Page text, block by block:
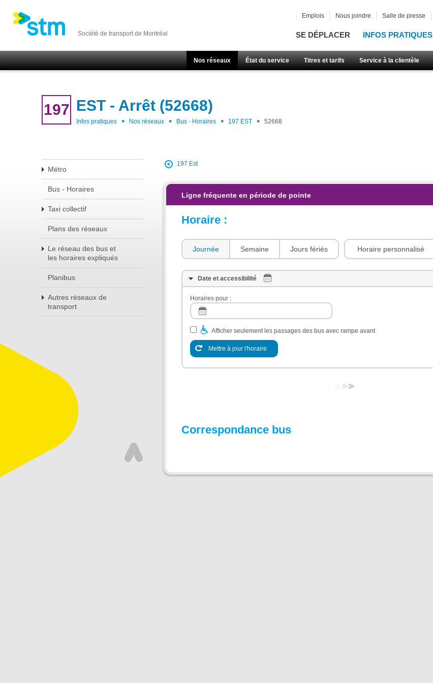
Société de transport de Montréal SE DÉPLACER INFOS PRATIQUES
Nos réseaux État du service Titres et tarifs Service à la clientèle
Emplois Nous joindre Salle de presse
197 EST - Arrêt (52668)
Infos pratiques Nos réseaux Bus - Horaires 197 EST 52668
Métro
Bus - Horaires
Taxi collectif
Plans des réseaux
Le réseau des bus et
les horaires expliqués
Planibus
Autres réseaux de
transport
197 Est
Ligne fréquente en période de pointe
Horaire :
Journée Semaine Jours fériés Horaire personnalisé
Date et accessibilité
Horaires pour :
Afficher seulement les passages des bus avec rampe avant
Mettre à jour l'horaire
Correspondance bus